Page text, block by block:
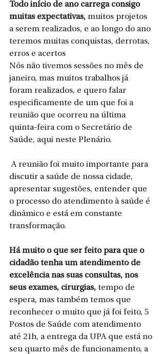
Todo início de ano carrega consigo
muitas expectativas, muitos projetos
a serem realizados, e ao longo do ano
teremos muitas conquistas, derrotas,
erros e acertos
Nós não tivemos sessões no mês de
janeiro, mas muitos trabalhos já
foram realizados, e quero falar
especificamente de um que foi a
reunião que ocorreu na última
quinta-feira com o Secretário de
Saúde, aqui neste Plenário.
A reunião foi muito importante para
discutir a saúde de nossa cidade,
apresentar sugestões, entender que
o processo do atendimento à saúde é
dinâmico e está em constante
transformação.
Há muito o que ser feito para que o
cidadão tenha um atendimento de
excelência nas suas consultas, nos
seus exames, cirurgias, tempo de
espera, mas também temos que
reconhecer o muito que já foi feito, 5
Postos de Saúde com atendimento
até 21h, a entrega da UPA que está no
seu quarto mês de funcionamento, a